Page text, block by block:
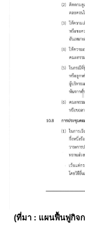
(ที่มา : แผนฟื้นฟูกิจ